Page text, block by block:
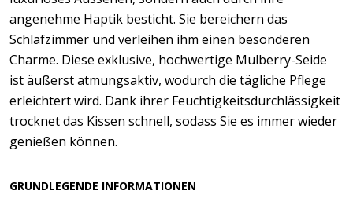
angenehme Haptik besticht. Sie bereichern das
Schlafzimmer und verleihen ihm einen besonderen
Charme. Diese exklusive, hochwertige Mulberry-Seide
ist äußerst atmungsaktiv, wodurch die tägliche Pflege
erleichtert wird. Dank ihrer Feuchtigkeitsdurchlässigkeit
trocknet das Kissen schnell, sodass Sie es immer wieder
genießen können.
GRUNDLEGENDE INFORMATIONEN